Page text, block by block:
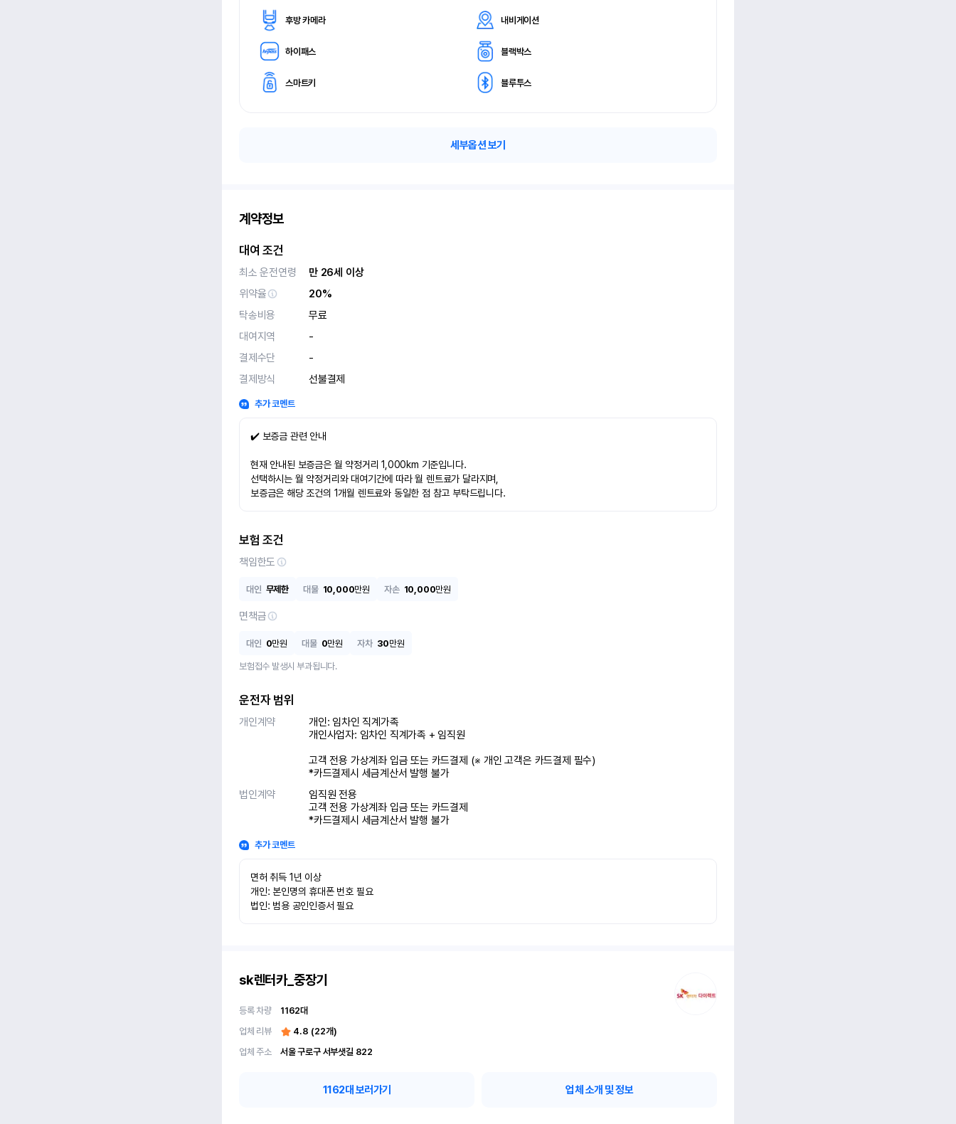
후방 카메라 내비게이션
하이패스 블랙박스
스마트키 블루투스
세부옵션 보기
계약정보
대여 조건
최소 운전연령
만 26세 이상
위약율
20%
탁송비용
무료
대여지역
-
결제수단
-
결제방식
선불결제
추가 코멘트
✔️ 보증금 관련 안내
현재 안내된 보증금은 월 약정거리 1,000km 기준입니다.
선택하시는 월 약정거리와 대여기간에 따라 월 렌트료가 달라지며,
보증금은 해당 조건의 1개월 렌트료와 동일한 점 참고 부탁드립니다.
보험 조건
책임한도
대인 무제한 대물 10,000만원 자손 10,000만원
면책금
대인 0만원 대물 0만원 자차 30만원
보험접수 발생시 부과됩니다.
운전자 범위
개인계약
개인: 임차인 직계가족
개인사업자: 임차인 직계가족 + 임직원
고객 전용 가상계좌 입금 또는 카드결제 (※ 개인 고객은 카드결제 필수)
*카드결제시 세금계산서 발행 불가
법인계약
임직원 전용
고객 전용 가상계좌 입금 또는 카드결제
*카드결제시 세금계산서 발행 불가
추가 코멘트
면허 취득 1년 이상
개인: 본인명의 휴대폰 번호 필요
법인: 범용 공인인증서 필요
sk렌터카_중장기
등록 차량 1162대
업체 리뷰
4.8 (22개)
업체 주소
서울 구로구 서부샛길 822
1162대 보러가기 업체 소개 및 정보